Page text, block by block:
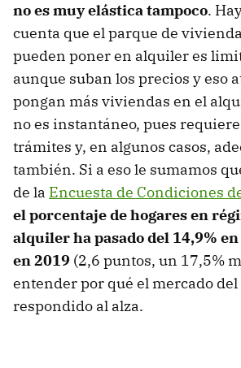
no es muy elástica tampoco.
cuenta que el parque de
pueden poner en alquiler es
aunque suban los precios y eso
pongan más viviendas en el
no es instantáneo, pues
trámites y, en algunos casos,
también. Si a eso le sumamos
de la Encuesta de Condiciones
el porcentaje de hogares en
alquiler ha pasado del 14,9%
en 2019 (2,6 puntos, un 17,5%
entender por qué el mercado
respondido al alza.